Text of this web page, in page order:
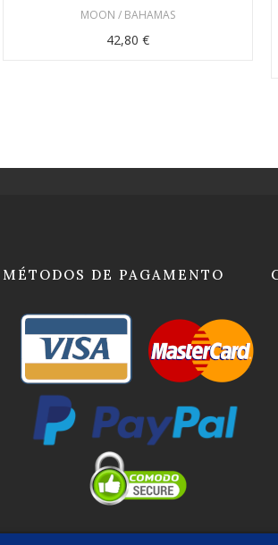
MOON / BAHAMAS
42,80 €
MÉTODOS DE PAGAMENTO